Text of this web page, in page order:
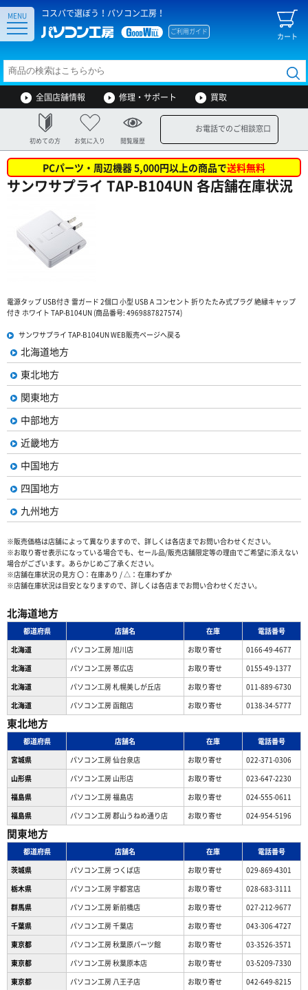
コスパで選ぼう！パソコン工房！
カート
ご利用ガイド
MENU
全国店舗情報 修理・サポート 買取
初めての方 お気に入り 閲覧履歴
お電話でのご相談窓口
PCパーツ・周辺機器 5,000円以上の商品で送料無料
サンワサプライ TAP-B104UN 各店舗在庫状況
電源タップ USB付き 雷ガード 2個口 小型 USB A コンセント 折りたたみ式プラグ 絶縁キャップ
付き ホワイト TAP-B104UN (商品番号: 4969887827574)
サンワサプライ TAP-B104UN WEB販売ページへ戻る
北海道地方
東北地方
関東地方
中部地方
近畿地方
中国地方
四国地方
九州地方
※販売価格は店舗によって異なりますので、詳しくは各店までお問い合わせください。
※お取り寄せ表示になっている場合でも、セール品/販売店舗限定等の理由でご希望に添えない
場合がございます。あらかじめご了承ください。
※店舗在庫状況の見方 〇：在庫あり / △：在庫わずか
※店舗在庫状況は目安となりますので、詳しくは各店までお問い合わせください。
北海道地方
都道府県 店舗名 在庫
電話番号
北海道
パソコン工房 旭川店 お取り寄せ
0166-49-4677
北海道
パソコン工房 帯広店 お取り寄せ
0155-49-1377
北海道
パソコン⼯房 札幌美しが丘店 お取り寄せ
011-889-6730
北海道
パソコン工房 函館店 お取り寄せ 0138-34-5777
東北地方
都道府県 店舗名 在庫
電話番号
宮城県
パソコン工房 仙台泉店 お取り寄せ
022-371-0306
山形県
パソコン工房 山形店 お取り寄せ
023-647-2230
福島県
パソコン工房 福島店 お取り寄せ
024-555-0611
福島県
パソコン工房 郡山うねめ通り店 お取り寄せ 024-954-5196
関東地方
都道府県 店舗名 在庫
電話番号
茨城県
パソコン工房 つくば店 お取り寄せ
029-869-4301
栃木県
パソコン工房 宇都宮店 お取り寄せ
028-683-3111
群馬県
パソコン工房 新前橋店 お取り寄せ
027-212-9677
千葉県
パソコン工房 千葉店 お取り寄せ
043-306-4727
東京都
パソコン工房 秋葉原パーツ館 お取り寄せ
03-3526-3571
東京都
パソコン工房 秋葉原本店 お取り寄せ
03-5209-7330
東京都
パソコン工房 八王子店 お取り寄せ
042-649-8215